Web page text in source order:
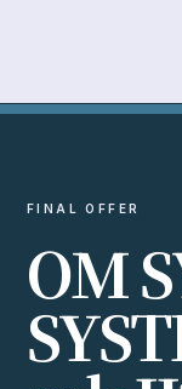
FINAL OFFER
OMS
SYST